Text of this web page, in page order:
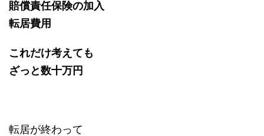
賠償責任保険の加入
転居費用
これだけ考えても
ざっと数十万円
転居が終わって